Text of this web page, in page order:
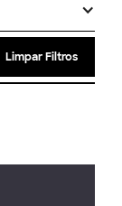
Limpar Filtros